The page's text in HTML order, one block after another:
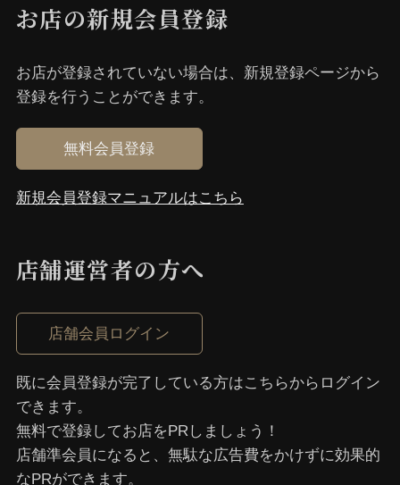
お店の新規会員登録
お店が登録されていない場合は、新規登録ページから
登録を⾏うことができます。
無料会員登録
新規会員登録マニュアルはこちら
店舗運営者の⽅へ
店舗会員ログイン
既に会員登録が完了している⽅はこちらからログイン
できます。
無料で登録してお店をPRしましょう！
店舗準会員になると、無駄な広告費をかけずに効果的
なPRができます。